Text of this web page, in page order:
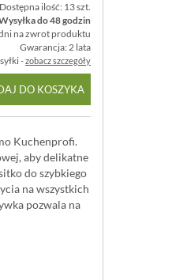
Dostępna ilość: 13 szt.
do 48 godzin
na zwrot produktu
Gwarancja: 2 lata
-zobacz szczegóły
DO KOSZYKA
Kuchenprofi.
aby delikatne
do szybkiego
na wszystkich
pozwala na